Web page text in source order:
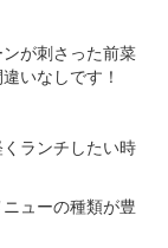
が刺さった前菜
いなしです！
ランチしたい時
ューの種類が豊